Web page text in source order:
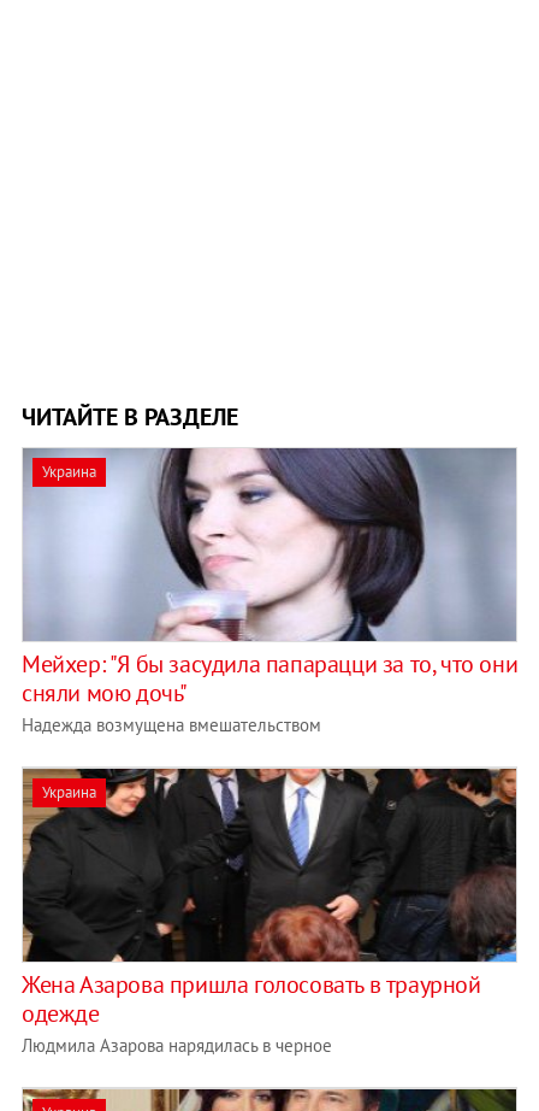
ЧИТАЙТЕ В РАЗДЕЛЕ
Украина
Мейхер: "Я бы засудила папарацци за то, что они
сняли мою дочь"
Надежда возмущена вмешательством
Украина
Жена Азарова пришла голосовать в траурной
одежде
Людмила Азарова нарядилась в черное